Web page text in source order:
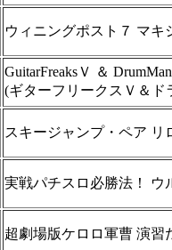
ウィニングポスト７ マキ
GuitarFreaksＶ ＆
(ギターフリークスＶ＆ド
スキージャンプ・ペア リ
実戦パチスロ必勝法！ ウ
超劇場版ケロロ軍曹 演習